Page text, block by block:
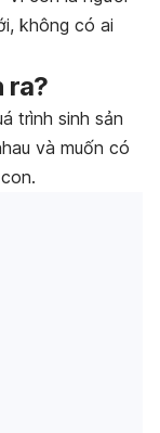
không có ai
ra?
trình sinh sản
và muốn có